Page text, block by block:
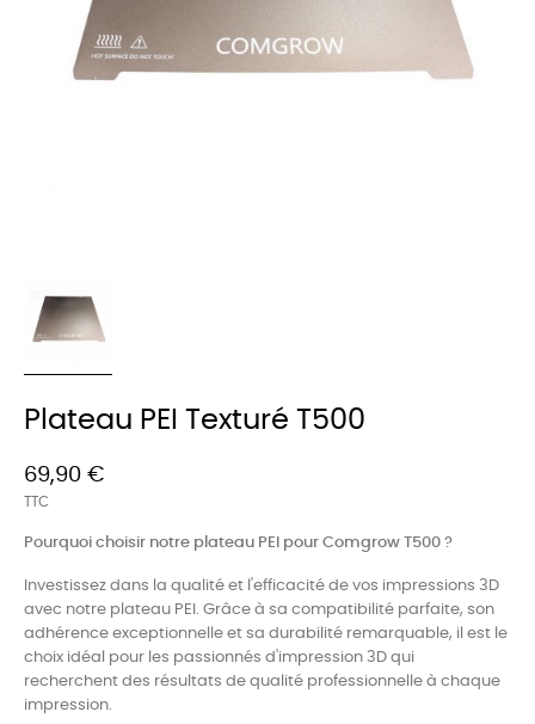
Plateau PEI Texturé T500
69,90 €
TTC
Pourquoi choisir notre plateau PEI pour Comgrow T500 ?
Investissez dans la qualité et l'efficacité de vos impressions 3D
avec notre plateau PEI. Grâce à sa compatibilité parfaite, son
adhérence exceptionnelle et sa durabilité remarquable, il est le
choix idéal pour les passionnés d'impression 3D qui
recherchent des résultats de qualité professionnelle à chaque
impression.